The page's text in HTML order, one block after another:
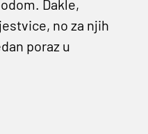
Dakle,
no za njih
poraz u